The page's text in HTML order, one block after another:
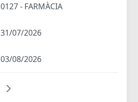
0127 - FARMÀCIA
31/07/2026
03/08/2026